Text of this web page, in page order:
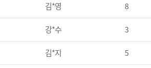
김*영 8
강*수 3
김*지 5